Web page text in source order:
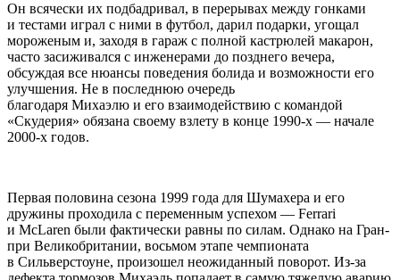
Он всячески их подбадривал, в перерывах между гонками
и тестами играл с ними в футбол, дарил подарки, угощал
мороженым и, заходя в гараж с полной кастрюлей макарон,
часто засиживался с инженерами до позднего вечера,
обсуждая все нюансы поведения болида и возможности его
улучшения. Не в последнюю очередь
благодаря Михаэлю и его взаимодействию с командой
«Скудерия» обязана своему взлету в конце 1990-х — начале
2000-х годов.
Первая половина сезона 1999 года для Шумахера и его
дружины проходила с переменным успехом — Ferrari
и McLaren были фактически равны по силам. Однако на Гран-
при Великобритании, восьмом этапе чемпионата
в Сильверстоуне, произошел неожиданный поворот. Из-за